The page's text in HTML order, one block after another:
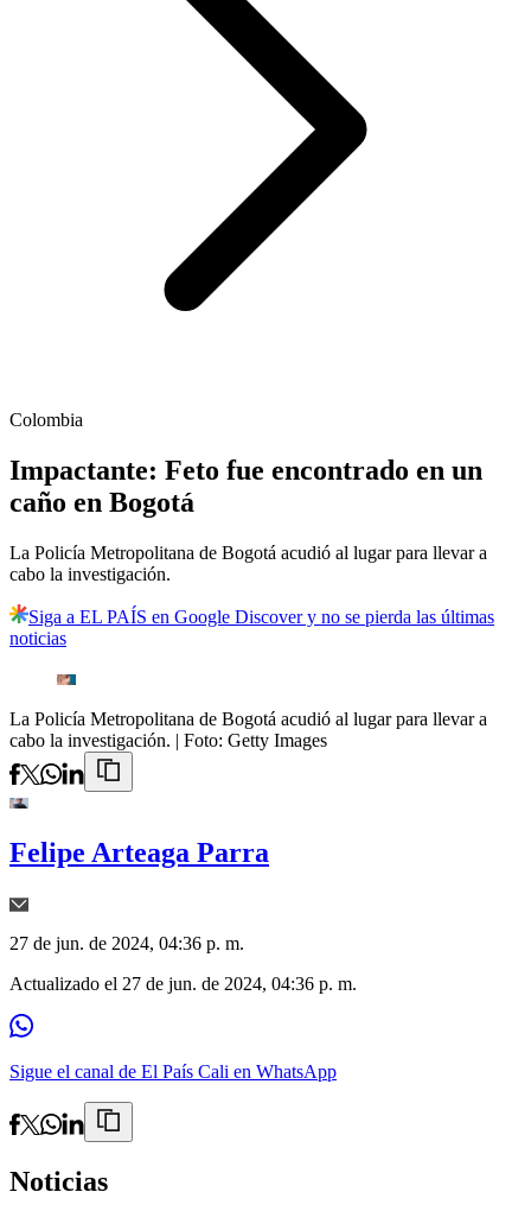
Colombia
Impactante: Feto fue encontrado en un
caño en Bogotá
La Policía Metropolitana de Bogotá acudió al lugar para llevar a
cabo la investigación.
Siga a EL PAÍS en Google Discover y no se pierda las últimas
noticias
La Policía Metropolitana de Bogotá acudió al lugar para llevar a
cabo la investigación. | Foto: Getty Images
Felipe Arteaga Parra
27 de jun. de 2024, 04:36 p. m.
Actualizado el 27 de jun. de 2024, 04:36 p. m.
Sigue el canal de El País Cali en WhatsApp
Noticias